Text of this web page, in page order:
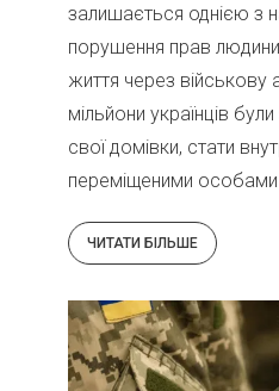
залишається однією з
порушення прав
життя через військову
мільйони українців
свої домівки, стати
переміщеними особами
ЧИТАТИ БІЛЬШЕ